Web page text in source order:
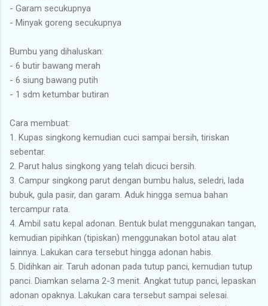
- Garam secukupnya
- Minyak goreng secukupnya
Bumbu yang dihaluskan:
- 6 butir bawang merah
- 6 siung bawang putih
- 1 sdm ketumbar butiran
Cara membuat:
1. Kupas singkong kemudian cuci sampai bersih, tiriskan
sebentar.
2. Parut halus singkong yang telah dicuci bersih.
3. Campur singkong parut dengan bumbu halus, seledri, lada
bubuk, gula pasir, dan garam. Aduk hingga semua bahan
tercampur rata.
4. Ambil satu kepal adonan. Bentuk bulat menggunakan tangan,
kemudian pipihkan (tipiskan) menggunakan botol atau alat
lainnya. Lakukan cara tersebut hingga adonan habis.
5. Didihkan air. Taruh adonan pada tutup panci, kemudian tutup
panci. Diamkan selama 2-3 menit. Angkat tutup panci, lepaskan
adonan opaknya. Lakukan cara tersebut sampai selesai.